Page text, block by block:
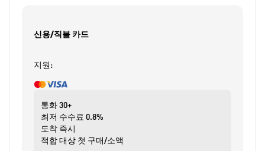
신용/직불 카드
지원:
통화30+
최저 수수료 0.8%
도착 즉시
적합 대상 첫 구매/소액